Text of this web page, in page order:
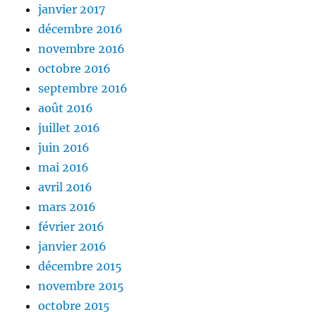
janvier 2017
décembre 2016
novembre 2016
octobre 2016
septembre 2016
août 2016
juillet 2016
juin 2016
mai 2016
avril 2016
mars 2016
février 2016
janvier 2016
décembre 2015
novembre 2015
octobre 2015